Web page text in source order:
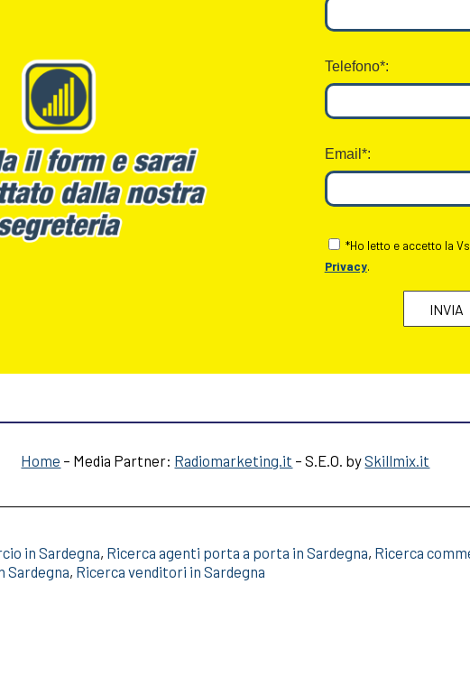
Telefono*:
Email*:
*Ho letto e accetto la
Privacy.
Home – Media Partner: Radiomarketing.it – S.E.O. bySkillmix.it
in Sardegna, Ricerca agenti porta a porta in Sardegna, Ricerca
Sardegna, Ricerca venditori in Sardegna